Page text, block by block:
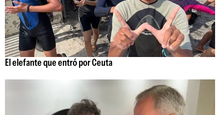
El elefante que entró por Ceuta